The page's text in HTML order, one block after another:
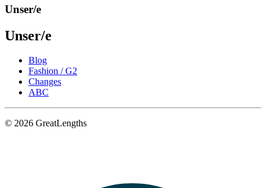
Unser/e
Unser/e
Blog
Fashion / G2
Changes
ABC
© 2026 GreatLengths